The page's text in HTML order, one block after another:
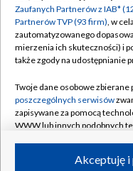
Emisja w TVP
Centrum informacji
Naziemna Telewizja
Rada Programowa
System NOS
Informacje o nadawcy
Program dla prasy
Zaufanych Partnerów z IAB*
Partnerów TVP (93 firm), w
zautomatyzowanego
mierzenia ich skuteczności) i
także zgody na udostępnianie
Twoje dane osobowe zbierane
poszczególnych serwisów
zapisywane za pomocą
WWW lub innych podobnych
ruchu w Internecie.Akceptuję i